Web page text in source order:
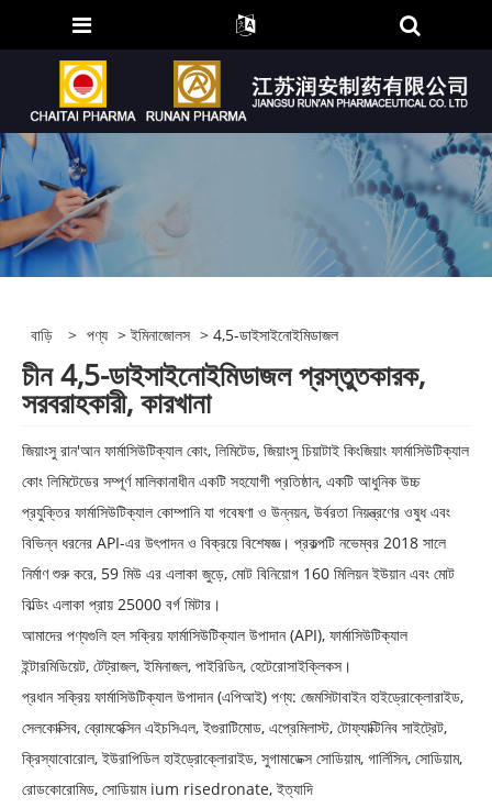
বাড়ি > পণ্য >ইমিনাজোলস > 4,5-ডাইসাইনোইমিডাজল
চীন 4,5-ডাইসাইনোইমিডাজল প্রস্তুতকারক,
সরবরাহকারী, কারখানা
জিয়াংসু রান'আন ফার্মাসিউটিক্যাল কোং, লিমিটেড, জিয়াংসু চিয়াটাই কিংজিয়াং ফার্মাসিউটিক্যাল
কোং লিমিটেডের সম্পূর্ণ মালিকানাধীন একটি সহযোগী প্রতিষ্ঠান, একটি আধুনিক উচ্চ
প্রযুক্তির ফার্মাসিউটিক্যাল কোম্পানি যা গবেষণা ও উন্নয়ন, উর্বরতা নিয়ন্ত্রণের ওষুধ এবং
বিভিন্ন ধরনের API-এর উৎপাদন ও বিক্রয়ে বিশেষজ্ঞ। প্রকল্পটি নভেম্বর 2018 সালে
নির্মাণ শুরু করে, 59 মিউ এর এলাকা জুড়ে, মোট বিনিয়োগ 160 মিলিয়ন ইউয়ান এবং মোট
বিল্ডিং এলাকা প্রায় 25000 বর্গ মিটার।
আমাদের পণ্যগুলি হল সক্রিয় ফার্মাসিউটিক্যাল উপাদান (API), ফার্মাসিউটিক্যাল
ইন্টারমিডিয়েট, টেট্রাজল, ইমিনাজল, পাইরিডিন, হেটেরোসাইক্লিকস।
প্রধান সক্রিয় ফার্মাসিউটিক্যাল উপাদান (এপিআই) পণ্য: জেমসিটাবাইন হাইড্রোক্লোরাইড,
সেলকোক্সিব, ব্রোমহেক্সিন এইচসিএল, ইগুরাটিমোড, এপ্রেমিলাস্ট, টোফ্যাক্টিনিব সাইট্রেট,
ক্রিস্যাবোরোল, ইউরাপিডিল হাইড্রোক্লোরাইড, সুগামাডেক্স সোডিয়াম, গার্লিসিন, সোডিয়াম,
রোডকোরোমিড, সোডিয়াম ium risedronate, ইত্যাদি